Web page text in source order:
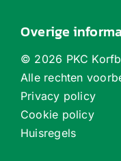
Overige
© 2026 PKC
Alle rechten
Privacy policy
Cookie policy
Huisregels